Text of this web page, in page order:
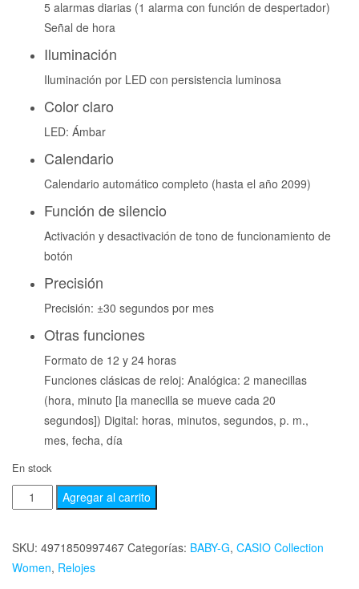
5 alarmas diarias (1 alarma con función de despertador)
Señal de hora
Iluminación
Iluminación por LED con persistencia luminosa
Color claro
LED: Ámbar
Calendario
Calendario automático completo (hasta el año 2099)
Función de silencio
Activación y desactivación de tono de funcionamiento de
botón
Precisión
Precisión: ±30 segundos por mes
Otras funciones
Formato de 12 y 24 horas
Funciones clásicas de reloj: Analógica: 2 manecillas
(hora, minuto [la manecilla se mueve cada 20
segundos]) Digital: horas, minutos, segundos, p. m.,
mes, fecha, día
En stock
Agregar al carrito
SKU: 4971850997467 Categorías: BABY-G, CASIO Collection
Women, Relojes